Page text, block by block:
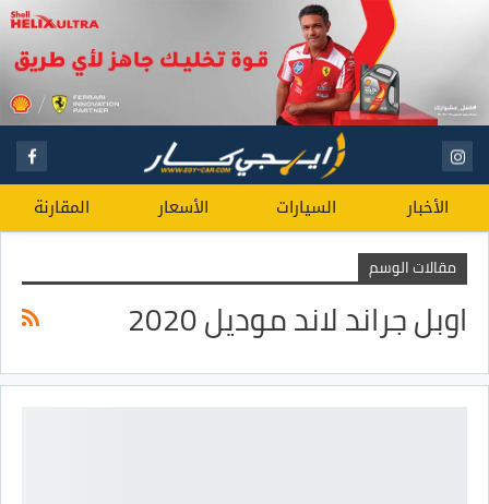
الأخبار السيارات الأسعار المقارنة
مقالات الوسم
اوبل جراند لاند موديل 2020